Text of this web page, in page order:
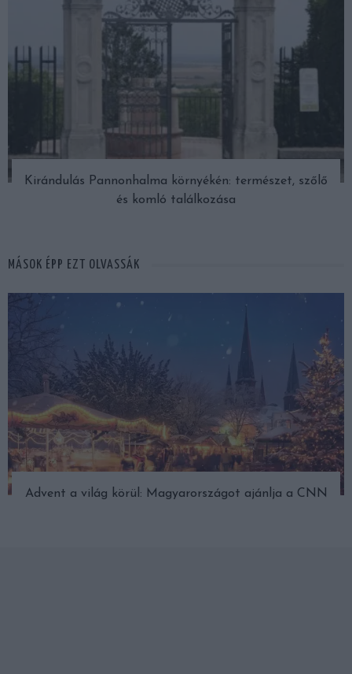
Kirándulás Pannonhalma környékén: természet, szőlő
és komló találkozása
MÁSOK ÉPP EZT OLVASSÁK
Advent a világ körül: Magyarországot ajánlja a CNN